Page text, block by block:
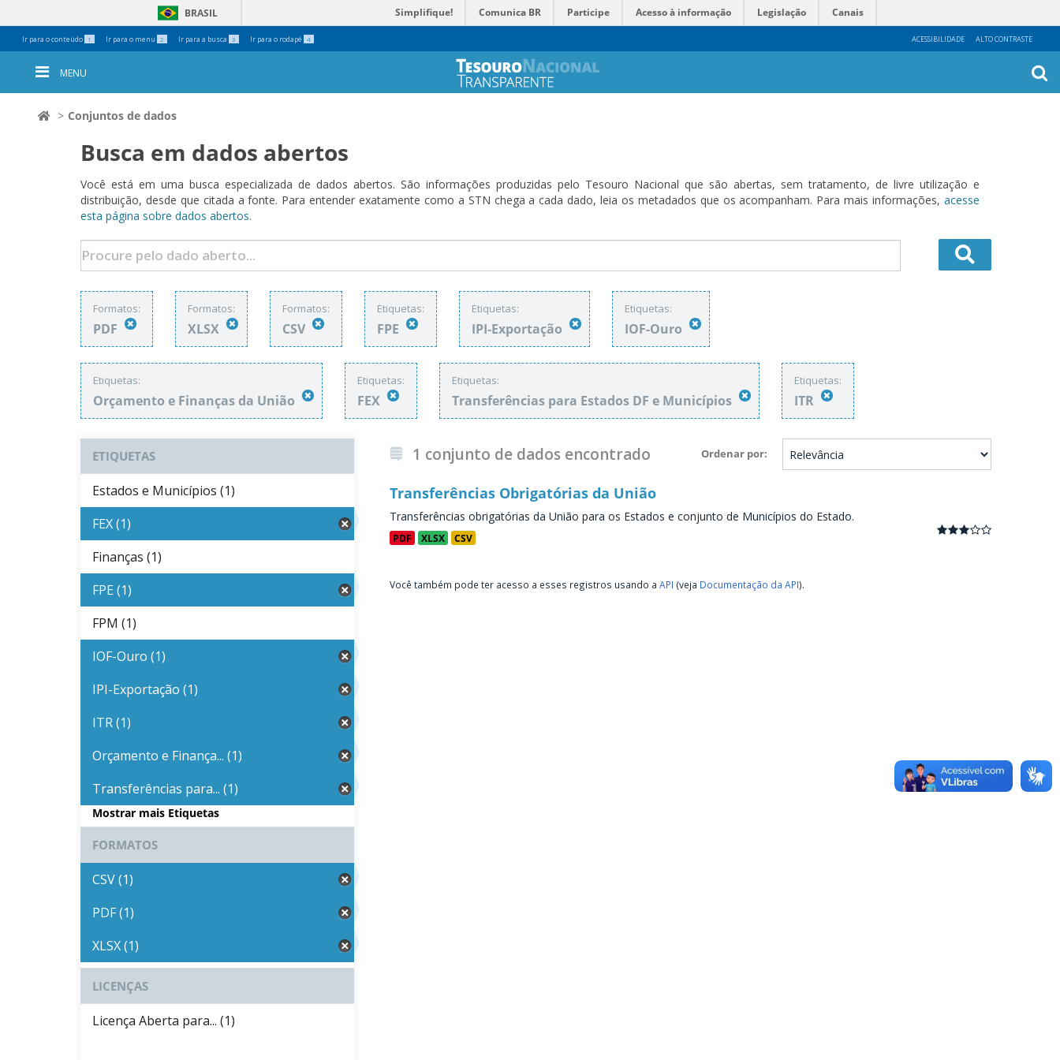
Ir para o conteúdo 1 Ir para o menu 2 Ir para a busca 3 Ir para o rodapé 4 ACESSIBILIDADE ALTO CONTRASTE
BRASIL Simplifique! Comunica BR Participe Acesso à informação Legislação Canais
Ferramentas
Pessoais
MENU
Conjuntos de dados
Busca em dados abertos
Você está em uma busca especializada de dados abertos. São informações produzidas pelo Tesouro Nacional que são abertas, sem tratamento, de livre utilização e
distribuição, desde que citada a fonte. Para entender exatamente como a STN chega a cada dado, leia os metadados que os acompanham. Para mais informações, acesse
esta página sobre dados abertos.
Formatos:
PDF
Formatos:
XLSX
Formatos:
CSV
Etiquetas:
FPE
Etiquetas:
IPI-Exportação
Etiquetas:
IOF-Ouro
Etiquetas:
Orçamento e Finanças da União
Etiquetas:
FEX
Etiquetas:
Transferências para Estados DF e Municípios
Etiquetas:
ITR
Ordenar por
1 conjunto de dados encontrado
Transferências Obrigatórias da União
Transferências obrigatórias da União para os Estados e conjunto de Municípios do Estado.
PDF XLSX CSV
Você também pode ter acesso a esses registros usando a API (veja Documentação da API).
ETIQUETAS
Estados e Municípios (1)
FEX (1)
Finanças (1)
FPE (1)
FPM (1)
IOF-Ouro (1)
IPI-Exportação (1)
ITR (1)
Orçamento e Finança... (1)
Transferências para... (1)
Mostrar mais Etiquetas
FORMATOS
CSV (1)
PDF (1)
XLSX (1)
LICENÇAS
Licença Aberta para... (1)